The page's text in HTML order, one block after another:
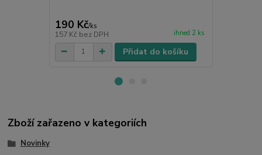
190 Kč/ks
157 Kč bez DPH ihned 2 ks
Přidat do košíku
Zboží zařazeno v kategoriích
Novinky